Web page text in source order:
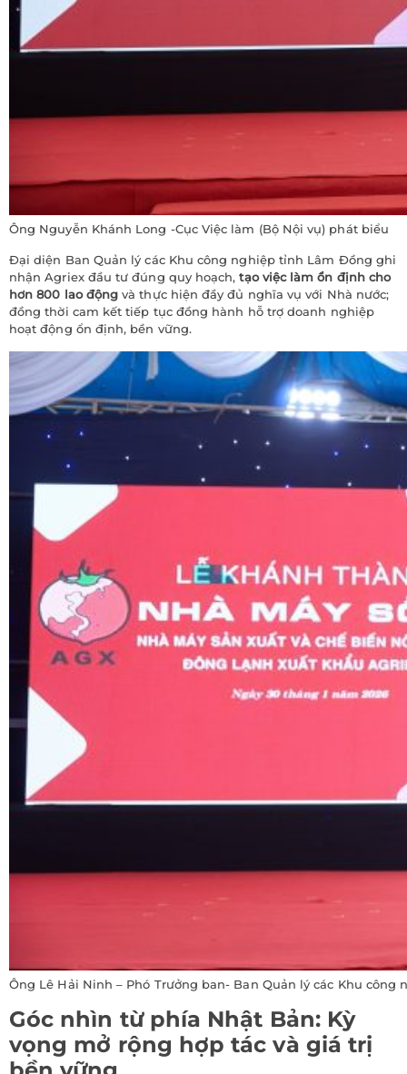
Ông Nguyễn Khánh Long -Cục Việc làm (Bộ Nội vụ) phát biểu
Đại diện Ban Quản lý các Khu công nghiệp tỉnh Lâm Đồng ghi
nhận Agriex đầu tư đúng quy hoạch,tạo việc làm ổn định cho
hơn 800 lao động và thực hiện đầy đủ nghĩa vụ với Nhà nước;
đồng thời cam kết tiếp tục đồng hành hỗ trợ doanh nghiệp
hoạt động ổn định, bền vững.
Ông Lê Hải Ninh – Phó Trưởng ban- Ban Quản lý các Khu
Góc nhìn từ phía Nhật Bản: Kỳ
vọng mở rộng hợp tác và giá trị